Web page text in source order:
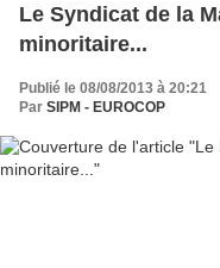
Le Syndicat de la
minoritaire...
Publié le 08/08/2013 à 20:21
Par SIPM - EUROCOP